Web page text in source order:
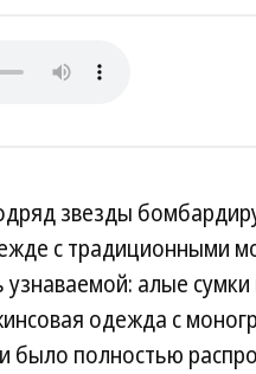
звезды
с традиционными
узнаваемой: алые
одежда с
было полностью